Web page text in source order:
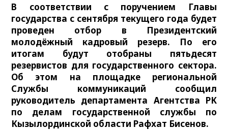
В соответствии с поручением Главы
государства с сентября текущего года будет
проведен отбор в Президентский
молодёжный кадровый резерв. По его
итогам будут отобраны пятьдесят
резервистов для государственного сектора.
Об этом на площадке региональной
Службы коммуникаций сообщил
руководитель департамента Агентства РК
по делам государственной службы по
Кызылординской области Рафхат Бисенов.